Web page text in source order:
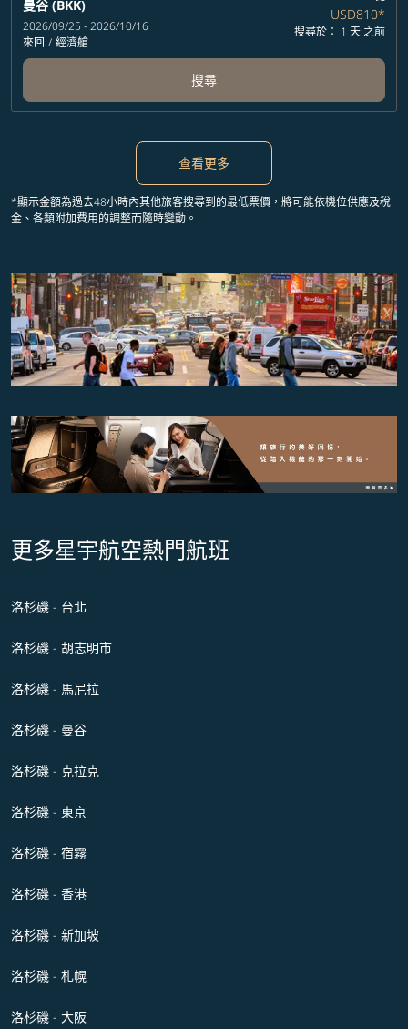
曼谷 (BKK)
2026/09/25 - 2026/10/16
來回 / 經濟艙
USD810*
搜尋於： 1 天 之前
搜尋
查看更多
*顯示金額為過去48小時內其他旅客搜尋到的最低票價，將可能依機位供應及稅
金、各類附加費用的調整而隨時變動。
更多星宇航空熱門航班
洛杉磯 - 台北
洛杉磯 - 胡志明市
洛杉磯 - 馬尼拉
洛杉磯 - 曼谷
洛杉磯 - 克拉克
洛杉磯 - 東京
洛杉磯 - 宿霧
洛杉磯 - 香港
洛杉磯 - 新加坡
洛杉磯 - 札幌
洛杉磯 - 大阪